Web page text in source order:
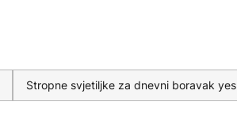
Stropne svjetiljke za dnevni boravak yes